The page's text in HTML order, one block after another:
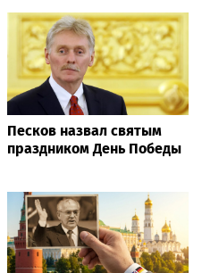
Песков назвал святым
праздником День Победы